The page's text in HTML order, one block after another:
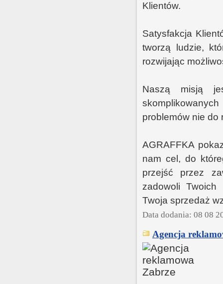
Klientów.
Satysfakcja
tworzą ludzie,
rozwijając
Naszą misją
problemów nie do
AGRAFFKA
nam cel, do
przejść przez
zadowoli Twoich
Twoja sprzedaż
Data dodania: 08 08
Agencja